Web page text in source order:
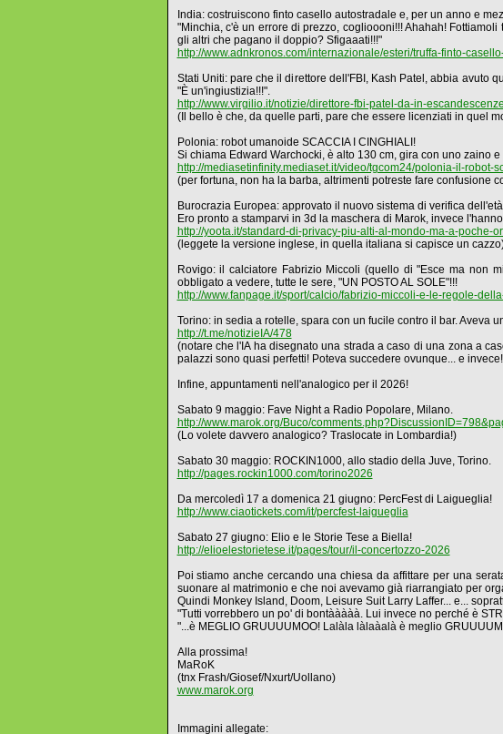
India: costruiscono finto casello autostradale e, per un anno e
"Minchia, c'è un errore di prezzo, coglioooni!!! Ahahah!
gli altri che pagano il doppio? Sfigaaati!!!"
http://www.adnkronos.com/internazionale/esteri/truffa-finto-
Stati Uniti: pare che il direttore dell'FBI, Kash Patel, abbia avuto
"È un'ingiustizia!!!".
http://www.virgilio.it/notizie/direttore-fbi-patel-da-in-
(Il bello è che, da quelle parti, pare che essere licenziati in quel
Polonia: robot umanoide SCACCIA I CINGHIALI!
Si chiama Edward Warchocki, è alto 130 cm, gira con uno zaino
http://mediasetinfinity.mediaset.it/video/tgcom24/polonia-il-
(per fortuna, non ha la barba, altrimenti potreste fare confusione
Burocrazia Europea: approvato il nuovo sistema di verifica
Ero pronto a stamparvi in 3d la maschera di Marok, invece
http://yoota.it/standard-di-privacy-piu-alti-al-mondo-ma-a-
(leggete la versione inglese, in quella italiana si capisce un
Rovigo: il calciatore Fabrizio Miccoli (quello di "Esce ma non
obbligato a vedere, tutte le sere, "UN POSTO AL SOLE"!!!
http://www.fanpage.it/sport/calcio/fabrizio-miccoli-e-le-regole-
Torino: in sedia a rotelle, spara con un fucile contro il bar. Aveva
http://t.me/notizieIA/478
(notare che l'IA ha disegnato una strada a caso di una zona a
palazzi sono quasi perfetti! Poteva succedere ovunque... e
Infine, appuntamenti nell'analogico per il 2026!
Sabato 9 maggio: Fave Night a Radio Popolare, Milano.
http://www.marok.org/Buco/
(Lo volete davvero analogico? Traslocate in Lombardia!)
Sabato 30 maggio: ROCKIN1000, allo stadio della Juve, Torino.
http://pages.rockin1000.com/torino2026
Da mercoledì 17 a domenica 21 giugno: PercFest di Laigueglia!
http://www.ciaotickets.com/it/percfest-laigueglia
Sabato 27 giugno: Elio e le Storie Tese a Biella!
http://elioelestorietese.it/pages/tour/il-concertozzo-2026
Poi stiamo anche cercando una chiesa da affittare per una
suonare al matrimonio e che noi avevamo già riarrangiato per
Quindi Monkey Island, Doom, Leisure Suit Larry Laffer... e...
"Tutti vorrebbero un po' di bontààààà. Lui invece no perché è
"...è MEGLIO GRUUUUMOO! Lalàla làlaàalà è meglio
Alla prossima!
MaRoK
(tnx Frash/Giosef/Nxurt/Uollano)
www.marok.org
Immagini allegate: